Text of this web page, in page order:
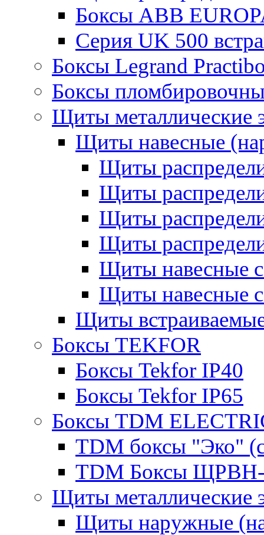
Боксы ABB
Серия UK 500
Боксы Legrand
Боксы
Щиты металлические
Щиты навесные
Щиты
Щиты
Щиты
Щиты
Щиты навесные
Щиты навесные
Щиты
Боксы TEKFOR
Боксы Tekfor IP40
Боксы Tekfor IP65
Боксы TDM
TDM боксы "Эко"
TDM Боксы
Щиты металлические
Щиты наружные